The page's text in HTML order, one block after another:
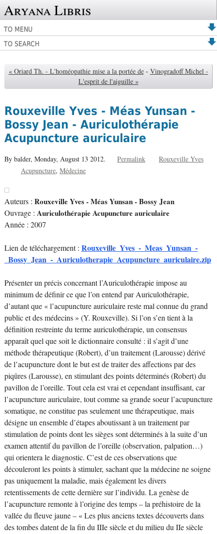
Aryana Libris
TO MENU
TO SEARCH
« Oriard Th. - L'homéopathie mise a la portée de - Vinogradoff Michel -
L'esprit de l'aiguille »
Rouxeville Yves - Méas Yunsan -
Bossy Jean - Auriculothérapie
Acupuncture auriculaire
By balder, Monday, August 13 2012. Permalink
Rouxeville Yves
Acupuncture Médecine
Auteurs : Rouxeville Yves - Méas Yunsan - Bossy Jean
Ouvrage : Auriculothérapie Acupuncture auriculaire
Année : 2007
Lien de téléchargement : Rouxeville_Yves_-_Meas_Yunsan_-
_Bossy_Jean_-_Auriculotherapie_Acupuncture_auriculaire.zip
Présenter un précis concernant l’Auriculothérapie impose au
minimum de définir ce que l’on entend par Auriculothérapie,
d’autant que « l’acupuncture auriculaire reste mal connue du grand
public et des médecins » (Y. Rouxeville). Si l’on s’en tient à la
définition restreinte du terme auriculothérapie, un consensus
apparaît quel que soit le dictionnaire consulté : il s’agit d’une
méthode thérapeutique (Robert), d’un traitement (Larousse) dérivé
de l’acupuncture dont le but est de traiter des affections par des
piqûres (Larousse), en stimulant des points déterminés (Robert) du
pavillon de l’oreille. Tout cela est vrai et cependant insuffisant, car
l’acupuncture auriculaire, tout comme sa grande soeur l’acupuncture
somatique, ne constitue pas seulement une thérapeutique, mais
désigne un ensemble d’étapes aboutissant à un traitement par
stimulation de points dont les sièges sont déterminés à la suite d’un
examen attentif du pavillon de l’oreille (observation, palpation…)
qui orientera le diagnostic. C’est de ces observations que
découleront les points à stimuler, sachant que la médecine ne soigne
pas uniquement la maladie, mais également les divers
retentissements de cette dernière sur l’individu. La genèse de
l’acupuncture remonte à l’origine des temps – la préhistoire de la
vallée du fleuve jaune – « Les plus anciens textes découverts dans
des tombes datent de la fin du IIIe siècle et du milieu du IIe siècle